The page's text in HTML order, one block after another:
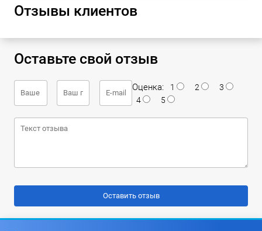
Отзывы клиентов
Оставьте свой отзыв
Оценка: 1 2
3
4
5